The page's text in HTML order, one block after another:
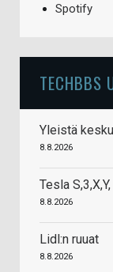
Spotify
TECHBBS
Yleistä
8.8.2026
Tesla
8.8.2026
Lidl:n ruuat
8.8.2026